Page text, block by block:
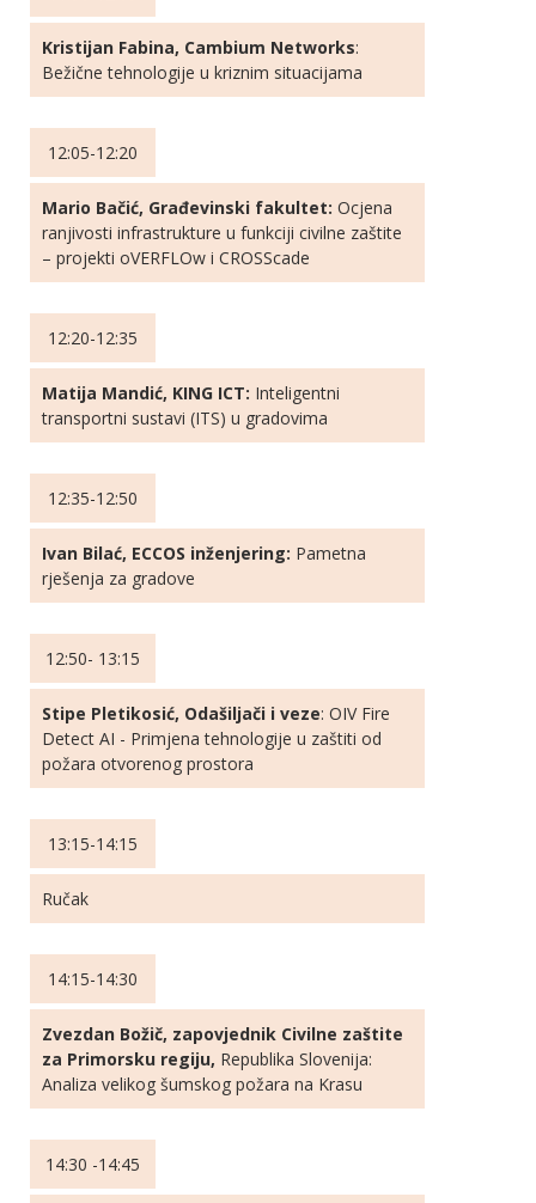
Kristijan Fabina, Cambium Networks:
Bežične tehnologije u kriznim situacijama
12:05-12:20
Mario Bačić, Građevinski fakultet: Ocjena
ranjivosti infrastrukture u funkciji civilne zaštite
– projekti oVERFLOw i CROSScade
12:20-12:35
Matija Mandić, KING ICT: Inteligentni
transportni sustavi (ITS) u gradovima
12:35-12:50
Ivan Bilać, ECCOS inženjering: Pametna
rješenja za gradove
12:50- 13:15
Stipe Pletikosić, Odašiljači i veze: OIV Fire
Detect AI - Primjena tehnologije u zaštiti od
požara otvorenog prostora
13:15-14:15
Ručak
14:15-14:30
Zvezdan Božič, zapovjednik Civilne zaštite
za Primorsku regiju, Republika Slovenija:
Analiza velikog šumskog požara na Krasu
14:30 -14:45